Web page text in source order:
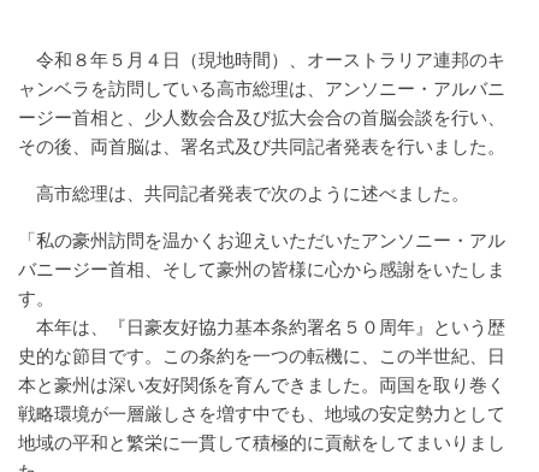
令和８年５月４日（現地時間）、オーストラリア連邦のキ
ャンベラを訪問している高市総理は、アンソニー・アルバニ
ージー首相と、少人数会合及び拡大会合の首脳会談を行い、
その後、両首脳は、署名式及び共同記者発表を行いました。
高市総理は、共同記者発表で次のように述べました。
「私の豪州訪問を温かくお迎えいただいたアンソニー・アル
バニージー首相、そして豪州の皆様に心から感謝をいたしま
す。
本年は、『日豪友好協力基本条約署名５０周年』という歴
史的な節目です。この条約を一つの転機に、この半世紀、日
本と豪州は深い友好関係を育んできました。両国を取り巻く
戦略環境が一層厳しさを増す中でも、地域の安定勢力として
地域の平和と繁栄に一貫して積極的に貢献をしてまいりまし